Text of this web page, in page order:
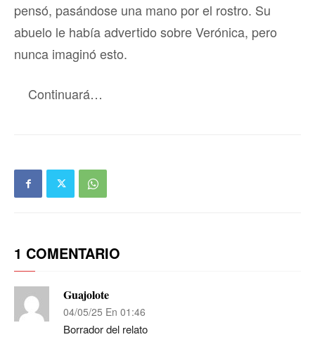
pensó, pasándose una mano por el rostro. Su
abuelo le había advertido sobre Verónica, pero
nunca imaginó esto.
Continuará…
1 COMENTARIO
Guajolote
04/05/25 En 01:46
Borrador del relato